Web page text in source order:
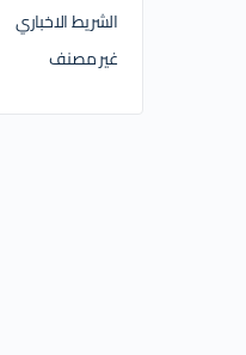
الشريط الاخباري
غير مصنف